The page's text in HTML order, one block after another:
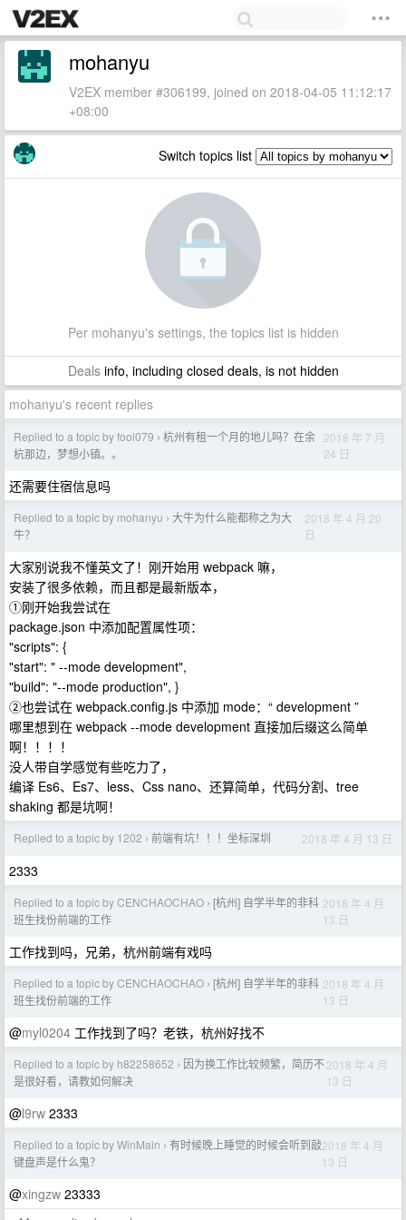
mohanyu
V2EX member #306199, joined on 2018-04-05 11:12:17
+08:00
Switch topics list
Per mohanyu's settings, the topics list is hidden
Dealsinfo, including closed deals, is not hidden
mohanyu's recent replies
Replied to a topic by fool079 › 杭州有租一个月的地儿吗？在余
杭那边，梦想小镇。。
2018 年 7 月
24 日
还需要住宿信息吗
Replied to a topic by mohanyu › 大牛为什么能都称之为大
牛？
2018 年 4 月 20
日
大家别说我不懂英文了！刚开始用 webpack 嘛，
安装了很多依赖，而且都是最新版本，
①刚开始我尝试在
package.json 中添加配置属性项：
"scripts": {
"start": " --mode development",
"build": "--mode production", }
②也尝试在 webpack.config.js 中添加 mode：“ development ”
哪里想到在 webpack --mode development 直接加后缀这么简单
啊！！！！
没人带自学感觉有些吃力了，
编译 Es6、Es7、less、Css nano、还算简单，代码分割、tree
shaking 都是坑啊！
Replied to a topic by 1202 › 前端有坑！！！坐标深圳 2018 年 4 月 13 日
2333
Replied to a topic by CENCHAOCHAO › [杭州] 自学半年的非科
班生找份前端的工作
2018 年 4 月
13 日
工作找到吗，兄弟，杭州前端有戏吗
Replied to a topic by CENCHAOCHAO › [杭州] 自学半年的非科
班生找份前端的工作
2018 年 4 月
13 日
@myl0204 工作找到了吗？老铁，杭州好找不
Replied to a topic by h82258652 › 因为换工作比较频繁，简历不
是很好看，请教如何解决
2018 年 4 月
13 日
@l9rw 2333
Replied to a topic by WinMain › 有时候晚上睡觉的时候会听到敲
键盘声是什么鬼？
2018 年 4 月
13 日
@xingzw 23333